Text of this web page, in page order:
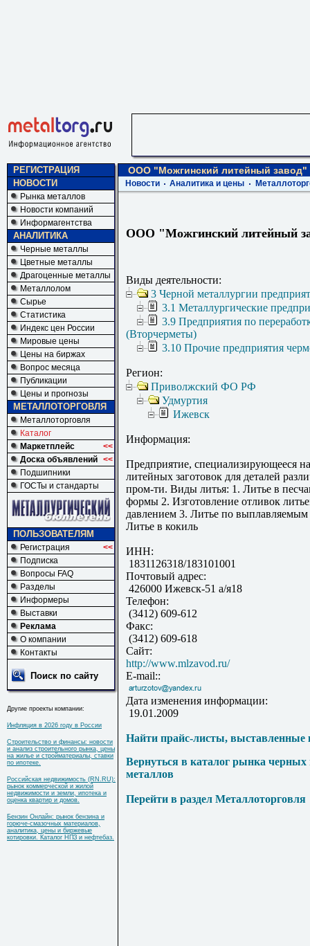
РЕГИСТРАЦИЯ
НОВОСТИ
Рынка металлов
Новости компаний
Информагентства
АНАЛИТИКА
Черные металлы
Цветные металлы
Драгоценные металлы
Металлолом
Сырье
Статистика
Индекс цен России
Мировые цены
Цены на биржах
Вопрос месяца
Публикации
Цены и прогнозы
МЕТАЛЛОТОРГОВЛЯ
Металлоторговля
Каталог
Маркетплейс
<<
Доска объявлений <<
Подшипники
ГОСТы и стандарты
ПОЛЬЗОВАТЕЛЯМ
Регистрация
<<
Подписка
Вопросы FAQ
Разделы
Информеры
Выставки
Реклама
О компании
Контакты
Поиск по сайту
Другие проекты компании:
Инфляция в 2026 году в России
Строительство и финансы: новости
и анализ строительного рынка, цены
на жилье и стройматериалы, ставки
по ипотеке.
Российская недвижимость (RN.RU):
рынок коммерческой и жилой
недвижимости и земли, ипотека и
оценка квартир и домов.
Бензин Онлайн: рынок бензина и
горюче-смазочных материалов,
аналитика, цены и биржевые
котировки. Каталог НПЗ и нефтебаз.
ООО "Можгинский литейный завод"
Новости Аналитика и цены
ООО "Можгинский литейный
Виды деятельности:
3 Черной металлургии
3.1 Металлургические
3.9 Предприятия по
(Вторчерметы)
3.10 Прочие предприятия
Регион:
Приволжский ФО РФ
Удмуртия
Ижевск
Информация:
Предприятие, специализирующееся
литейных заготовок для деталей
пром-ти. Виды литья: 1. Литье в
формы 2. Изготовление отливок
давлением 3. Литье по
Литье в кокиль
ИНН:
1831126318/183101001
Почтовый адрес:
426000 Ижевск-51 а/я18
Телефон:
(3412) 609-612
Факс:
(3412) 609-618
Сайт:
http://www.mlzavod.ru/
E-mail::
Дата изменения информации:
19.01.2009
Найти прайс-листы, выставленные
Вернуться в каталог рынка
металлов
Перейти в раздел Металлоторговля